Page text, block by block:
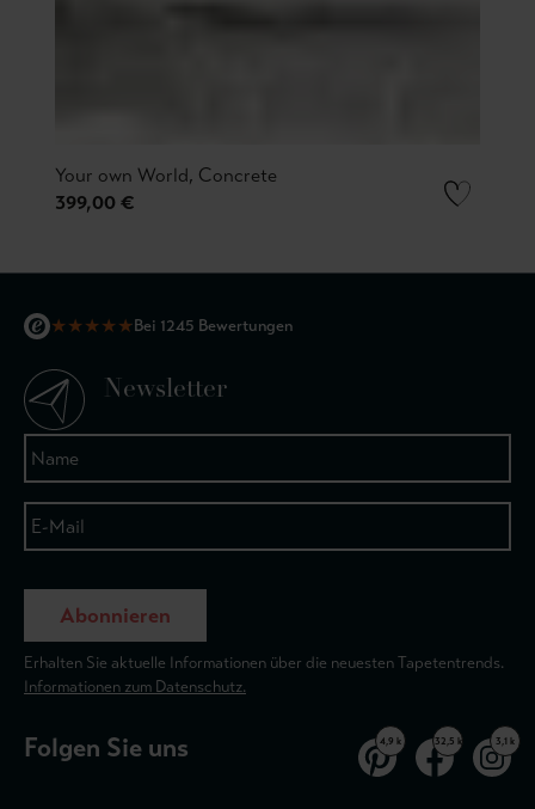
Your own World, Concrete
399,00 €
★★★★★Bei 1245 Bewertungen
Newsletter
Abonnieren
Erhalten Sie aktuelle Informationen über die neuesten Tapetentrends.
Informationen zum Datenschutz.
Folgen Sie uns 4,9 k 32,5 k 3,1 k